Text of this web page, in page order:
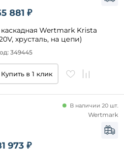
881 ₽
Wertmark Krista
хрусталь, на цепи)
349445
Купить в 1 клик
973 ₽
В наличии 20 шт.
Wertmark